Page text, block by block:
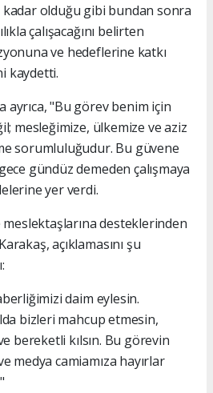
olduğu gibi bundan sonra
çalışacağını belirten
ve hedeflerine katkı
kaydetti.
ayrıca, "Bu görev benim için
mesleğimize, ülkemize ve aziz
sorumluluğudur. Bu güvene
gündüz demeden çalışmaya
yer verdi.
meslektaşlarına desteklerinden
açıklamasını şu
daim eylesin.
bizleri mahcup etmesin,
bereketli kılsın. Bu görevin
medya camiamıza hayırlar